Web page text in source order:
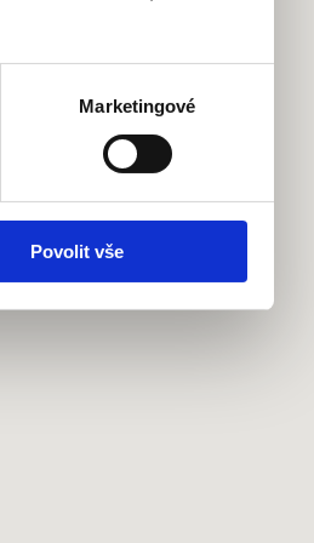
Marketingové
Povolit vše